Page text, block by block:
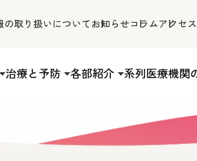
の取り扱いについて お知らせコラムアクセス
治療と予防 各部紹介 系列医療機関